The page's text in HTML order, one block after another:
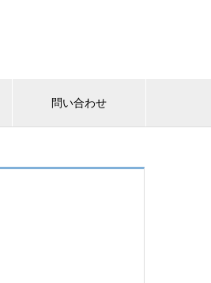
問い合わせ